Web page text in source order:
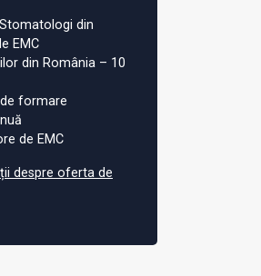
din
EMC
din România – 10
formare
de EMC
despre oferta de